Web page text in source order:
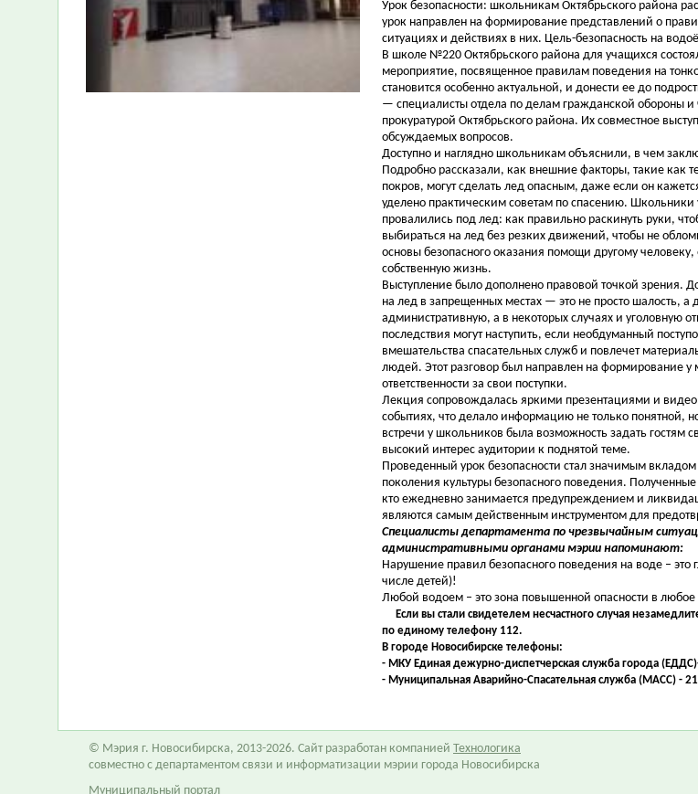
Урок безопасности: школьникам Октябрьского района
урок направлен на формирование представлений о
ситуациях и действиях в них. Цель-безопасность на
В школе №220 Октябрьского района для учащихся
мероприятие, посвященное правилам поведения на
становится особенно актуальной, и донести ее до
— специалисты отдела по делам гражданской обороны
прокуратурой Октябрьского района. Их совместное
обсуждаемых вопросов.
Доступно и наглядно школьникам объяснили, в чем
Подробно рассказали, как внешние факторы, такие
покров, могут сделать лед опасным, даже если он
уделено практическим советам по спасению. Школьники
провалились под лед: как правильно раскинуть руки,
выбираться на лед без резких движений, чтобы не
основы безопасного оказания помощи другому
собственную жизнь.
Выступление было дополнено правовой точкой зрения.
на лед в запрещенных местах — это не просто шалость, а
административную, а в некоторых случаях и уголовную
последствия могут наступить, если необдуманный
вмешательства спасательных служб и повлечет
людей. Этот разговор был направлен на формирование
ответственности за свои поступки.
Лекция сопровождалась яркими презентациями и
событиях, что делало информацию не только понятной,
встречи у школьников была возможность задать гостям
высокий интерес аудитории к поднятой теме.
Проведенный урок безопасности стал значимым
поколения культуры безопасного поведения.
кто ежедневно занимается предупреждением и
являются самым действенным инструментом для
Специалисты департамента по чрезвычайным
административными органами мэрии напоминают:
Нарушение правил безопасного поведения на воде –
числе детей)!
Любой водоем – это зона повышенной опасности в любое
Если вы стали свидетелем несчастного случая
по единому телефону 112.
В городе Новосибирске телефоны:
- МКУ Единая дежурно-диспетчерская служба города
- Муниципальная Аварийно-Спасательная служба (МАСС) -
© Мэрия г. Новосибирска, 2013-2026. Сайт разработан компанией Технологика
совместно с департаментом связи и информатизации мэрии города Новосибирска
Муниципальный портал